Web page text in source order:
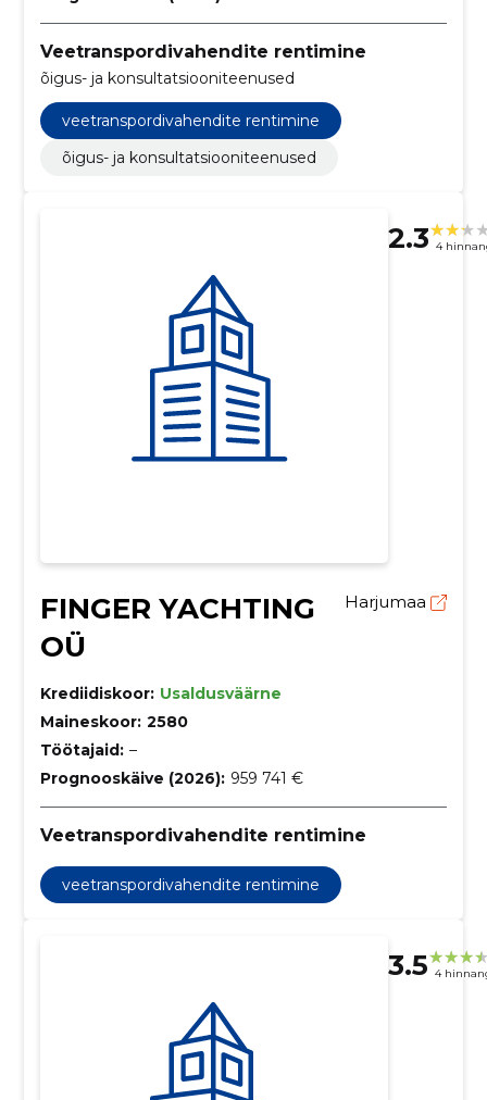
Veetranspordivahendite rentimine
õigus- ja konsultatsiooniteenused
veetranspordivahendite rentimine
õigus- ja konsultatsiooniteenused
2.3 4
FINGER YACHTING
OÜ
Harjumaa
Krediidiskoor: Usaldusväärne
Maineskoor: 2580
Töötajaid: –
Prognooskäive (2026): 959 741 €
Veetranspordivahendite rentimine
veetranspordivahendite rentimine
3.5 4